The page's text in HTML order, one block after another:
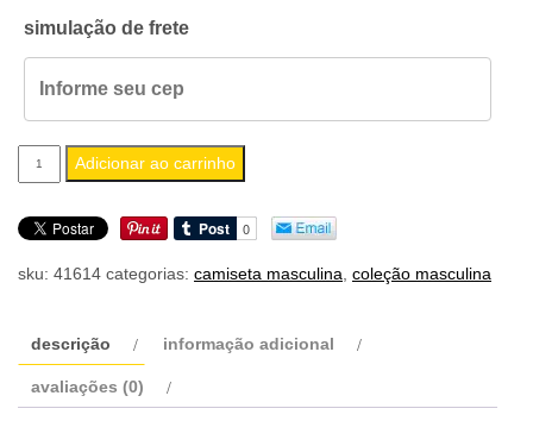
simulação de frete
camiseta
masculina
vomitor
Adicionar ao carrinho
sku: 41614 categorias: camiseta masculina coleção masculina
descrição informação adicional
avaliações (0)